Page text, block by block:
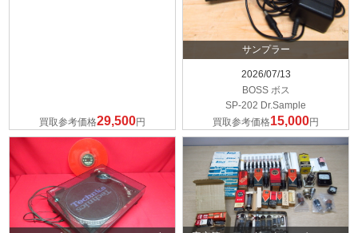
買取参考価格29,500円
サンプラー
2026/07/13
BOSS ボス
SP-202 Dr.Sample
買取参考価格15,000円